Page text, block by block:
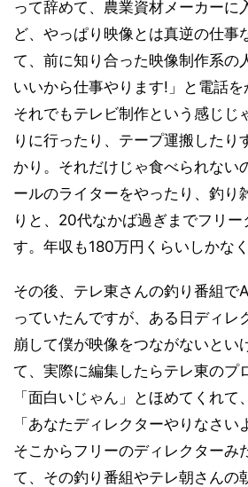
って辞めて、農業資材メーカーに
ど、やっぱり映像とは真逆の仕事
て、前に知り合った映像制作系の
いいから仕事やります!」と電話を
それでもテレビ制作という感じじ
りに行ったり、テープ運搬したり
かり。それだけじゃ食べられない
ールのライターをやったり、釣り
りと、20代なかば過ぎまでフリ
す。年収も180万円くらいしかなく
その後、テレ東さんの釣り番組で
っていたんですが、ある日ディレ
崩して僕が映像をつながないとい
て、実際に編集したらテレ東のプ
「面白いじゃん」とほめてくれて
「あなたディレクターやりなさい
そこからフリーのディレクターみ
て、その釣り番組やテレ朝さんの